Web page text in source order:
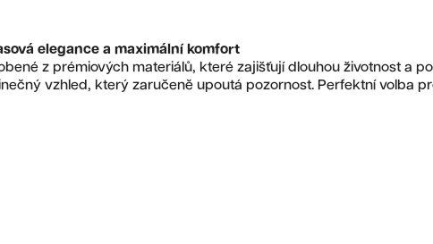
elegance a maximální komfort
z prémiových materiálů, které zajišťují dlouhou životnost a
vzhled, který zaručeně upoutá pozornost. Perfektní volba